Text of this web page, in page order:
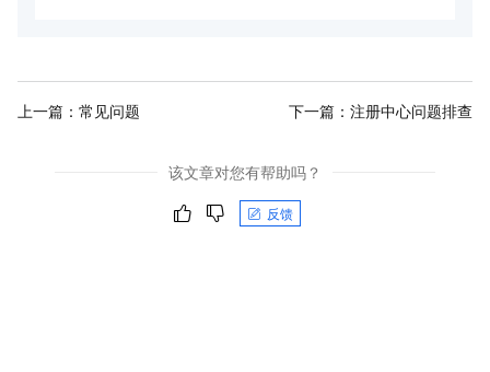
上一篇： 常见问题 下一篇： 注册中心问题排查
该文章对您有帮助吗？
反馈